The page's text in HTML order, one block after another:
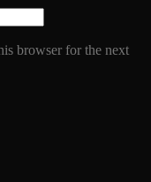
browser for the next